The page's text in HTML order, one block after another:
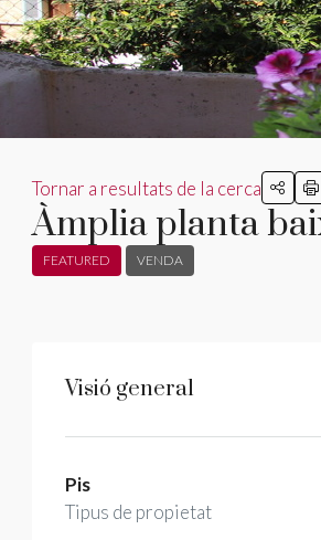
Tornar a resultats de la cerca
Àmplia planta
FEATURED VENDA
Visió general
Pis
Tipus de propietat